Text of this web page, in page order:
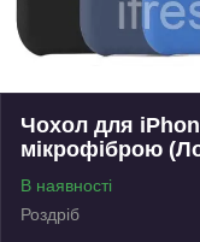
Чохол для
мікрофіброю
В наявності
Роздріб